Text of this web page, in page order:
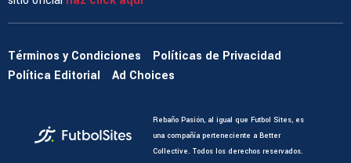
Términos y Condiciones
Políticas de Privacidad
Política Editorial
Ad Choices
Rebaño Pasión, al igual que Futbol Sites, es
una compañía perteneciente a Better
Collective. Todos los derechos reservados.